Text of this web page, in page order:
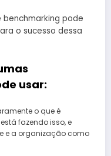
benchmarking pode
o sucesso dessa
usar:
o que é
fazendo isso, e
e a organização como